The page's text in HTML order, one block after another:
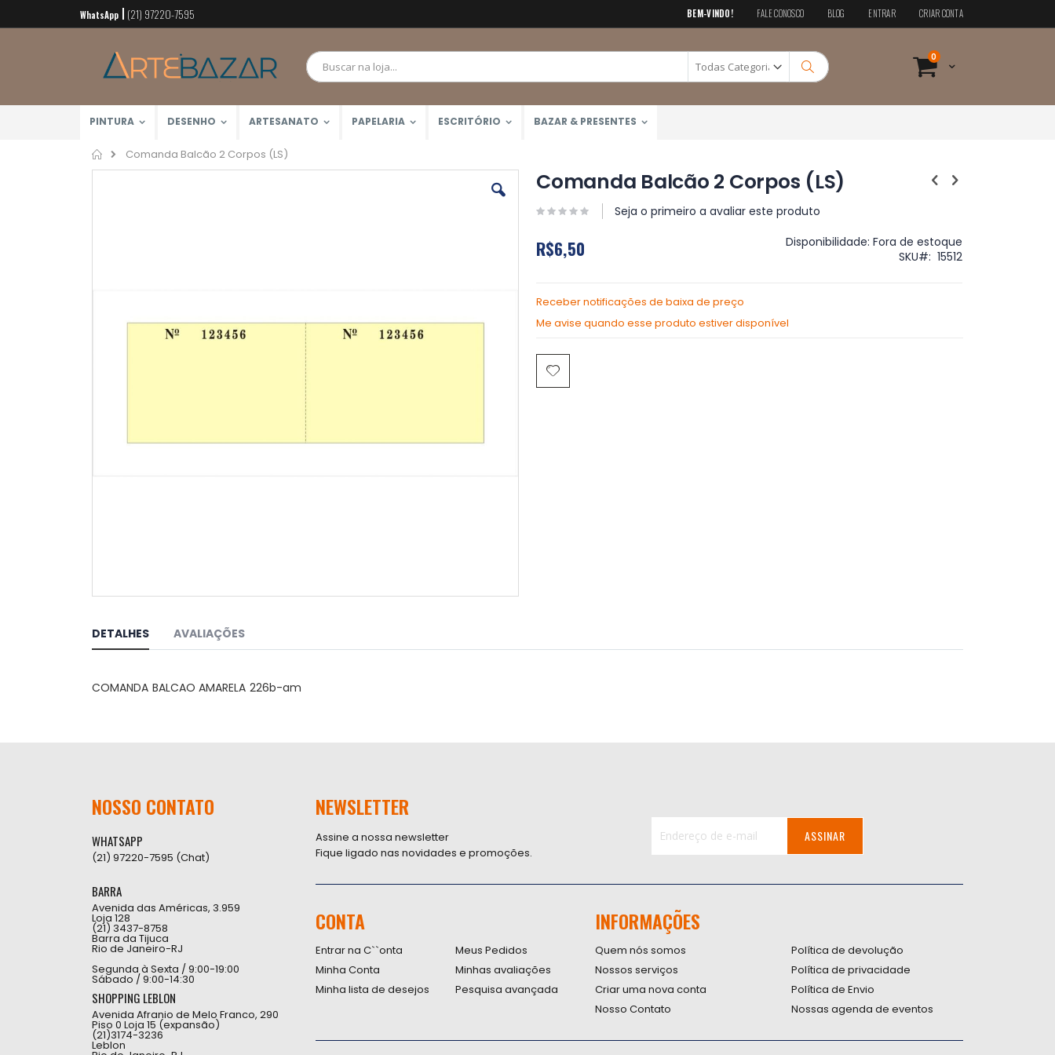
Pular
para
conteúdo
BEM-VINDO! FALE CONOSCO BLOG ENTRAR CRIAR CONTA
Cart
0 itens
Pesquisa
WhatsApp (21) 97220-7595
PINTURA DESENHO ARTESANATO PAPELARIA ESCRITÓRIO BAZAR & PRESENTES
Home
Comanda Balcão 2 Corpos (LS)
Pular
o
início
de
Comanda Balcão 2 Corpos (LS)
Seja o primeiro a avaliar este produto
R$6,50 Disponibilidade: Fora de estoque
SKU
15512
Receber notificações de baixa de preço
Me avise quando esse produto estiver disponível
DETALHES
COMANDA BALCAO AMARELA 226b-am
AVALIAÇÕES
NOSSO CONTATO
WHATSAPP
(21) 97220-7595 (Chat)
BARRA
Avenida das Américas, 3.959
Loja 128
(21) 3437-8758
Barra da Tijuca
Rio de Janeiro-RJ
Segunda à Sexta / 9:00-19:00
Sábado / 9:00-14:30
SHOPPING LEBLON
Avenida Afranio de Melo Franco, 290
Piso 0 Loja 15 (expansão)
(21)3174-3236
Leblon
NEWSLETTER
Assine a nossa newsletter
Fique ligado nas novidades e promoções.
nossa
Newsletter:
ASSINAR
CONTA
Entrar na C``onta
Minha Conta
Minha lista de desejos
Meus Pedidos
Minhas avaliações
Pesquisa avançada
INFORMAÇÕES
Quem nós somos
Nossos serviços
Criar uma nova conta
Nosso Contato
Política de devolução
Política de privacidade
Política de Envio
Nossas agenda de eventos